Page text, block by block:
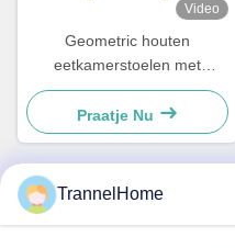
Video
Geometric houten
eetkamerstoelen met
rugleuning en kussens,
stijlvol en vochtbestendig
Praatje Nu
TrannelHome